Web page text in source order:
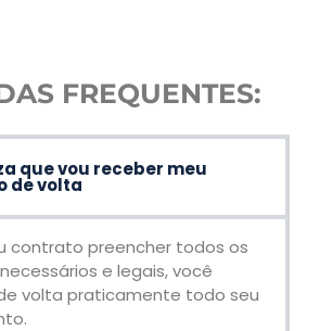
FREQUENTES:
que vou receber meu
de volta
contrato preencher todos os
e legais, você
volta praticamente todo seu